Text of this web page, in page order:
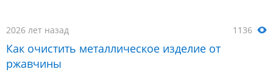
2026 лет назад 1136
Как очистить металлическое изделие от
ржавчины